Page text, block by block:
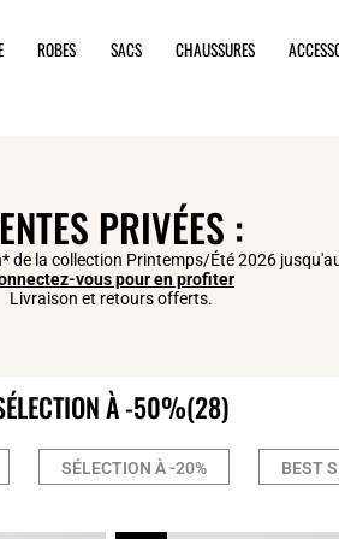
ROBES SACS CHAUSSURES
PRIVÉES :
de la collection Printemps/Été 2026
vous pour en profiter
Livraison et retours offerts.
À -50%(28)
SÉLECTION À -20% BEST